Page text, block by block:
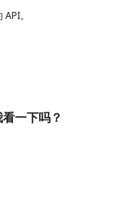
。
一下吗？